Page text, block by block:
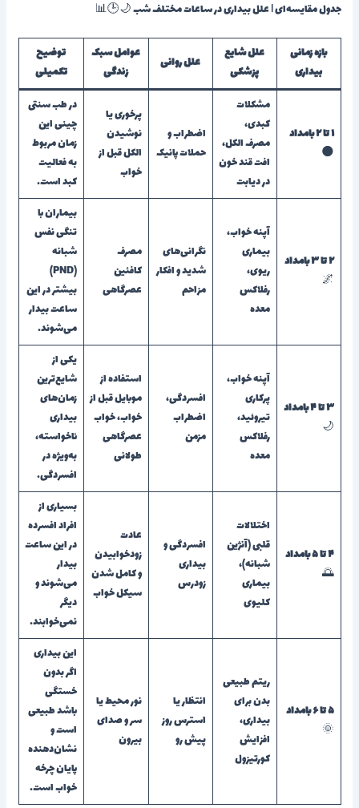
جدول مقایسه‌ای | علل بیداری در ساعات مختلف شب 🌙🕒📊
بازه زمانی
بیداری
علل شایع
پزشکی
علل روانی
عوامل سبک
زندگی
توضیح
تکمیلی
۱ تا ۲ بامداد
🌑
مشکلات
کبدی،
مصرف الکل،
افت قند خون
در دیابت
اضطراب و
حملات پانیک
پرخوری یا
نوشیدن
الکل قبل از
خواب
در طب سنتی
چینی این
زمان مربوط
به فعالیت
کبد است.
۲ تا ۳ بامداد
🌌
آپنه خواب،
بیماری
ریوی،
رفلاکس
معده
نگرانی‌های
شدید و افکار
مزاحم
مصرف
کافئین
عصرگاهی
بیماران با
تنگی نفس
شبانه
(PND)
بیشتر در این
ساعت بیدار
می‌شوند.
۳ تا ۴ بامداد
🌙
آپنه خواب،
پرکاری
تیروئید،
رفلاکس
معده
افسردگی،
اضطراب
مزمن
استفاده از
موبایل قبل از
خواب، خواب
عصرگاهی
طولانی
یکی از
شایع‌ترین
زمان‌های
بیداری
ناخواسته،
به‌ویژه در
افسردگی.
۴ تا ۵ بامداد
🌅
اختلالات
قلبی (آنژین
شبانه)،
بیماری
کلیوی
افسردگی و
بیداری
زودرس
عادت
زودخوابیدن
و کامل شدن
سیکل خواب
بسیاری از
افراد افسرده
در این ساعت
بیدار
می‌شوند و
دیگر
نمی‌خوابند.
۵ تا ۶ بامداد
🌞
ریتم طبیعی
بدن برای
بیداری،
افزایش
کورتیزول
انتظار یا
استرس روز
پیش رو
نور محیط یا
سر و صدای
بیرون
این بیداری
اگر بدون
خستگی
باشد طبیعی
است و
نشان‌دهنده
پایان چرخه
خواب است.